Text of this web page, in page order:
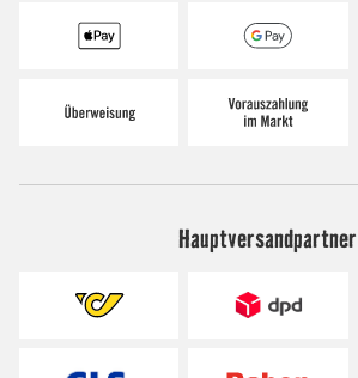
Hauptversandpartner